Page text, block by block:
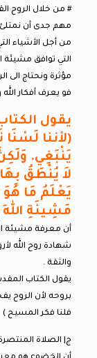
# من خلال الروح
مهم جدى أن
من أجل الأشياء
التي توافق مشيئة
مؤثرة ونحتاج الى
فو يعرف أفكار الله
(لأننا
يَنْبَغِي.
لاَ يُنْطَقُ
يَعْلَمُ مَا هُوَ
مَشِيئَةِ
أن معرفة مشيئة
شهادة روح الله
والثقة .
بروحه لأن الروح
فلنا فكر المسيح )
ج| الصلاة